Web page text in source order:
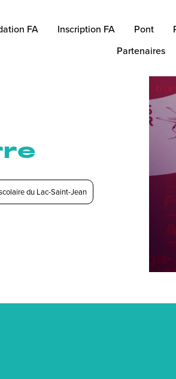
FA Inscription FA Pont
Partenaires
du Lac-Saint-Jean